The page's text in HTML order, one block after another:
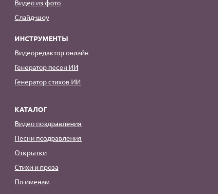
Видео из фото
Слайд-шоу
ИНСТРУМЕНТЫ
Видеоредактор онлайн
Генератор песен ИИ
Генератор стихов ИИ
КАТАЛОГ
Видео поздравления
Песни поздравления
Открытки
Стихи и проза
По именам